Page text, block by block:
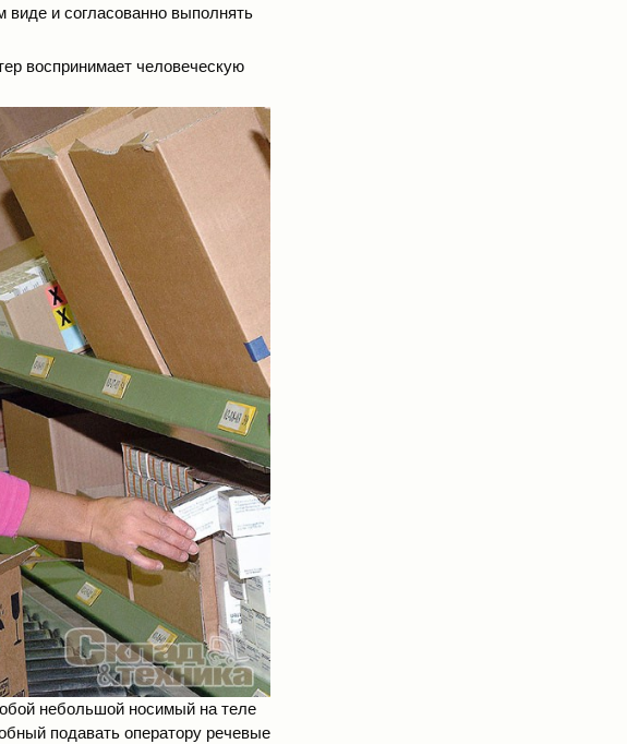
и согласованно выполнять
воспринимает человеческую
небольшой носимый на теле
подавать оператору речевые